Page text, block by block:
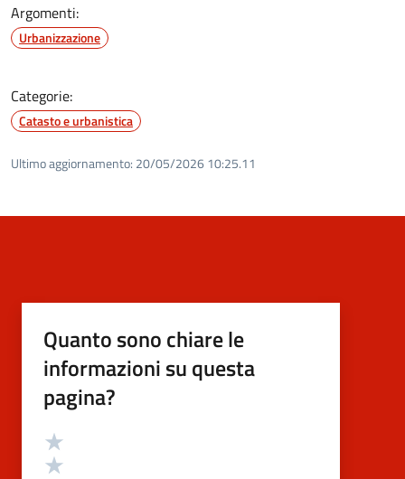
Argomenti:
Urbanizzazione
Categorie:
Catasto e urbanistica
Ultimo aggiornamento: 20/05/2026 10:25.11
Quanto sono chiare le
informazioni su questa
pagina?
Valutazione